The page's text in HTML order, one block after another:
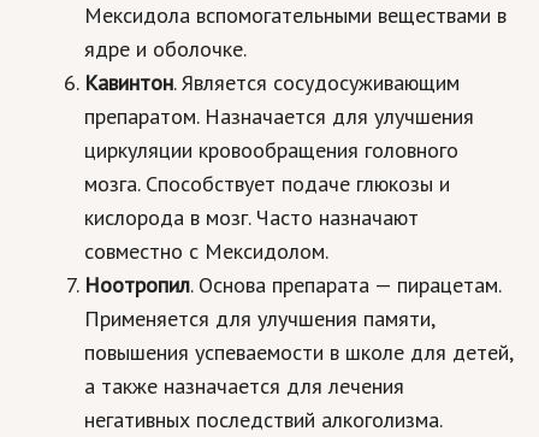
Мексидола вспомогательными веществами в
ядре и оболочке.
Кавинтон. Является сосудосуживающим
препаратом. Назначается для улучшения
циркуляции кровообращения головного
мозга. Способствует подаче глюкозы и
кислорода в мозг. Часто назначают
совместно с Мексидолом.
Ноотропил. Основа препарата — пирацетам.
Применяется для улучшения памяти,
повышения успеваемости в школе для детей,
а также назначается для лечения
негативных последствий алкоголизма.